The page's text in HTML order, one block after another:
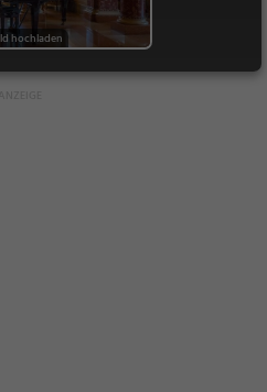
hochladen